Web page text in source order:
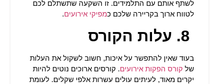
לשתף אותם עם התלמידים. זו השקעה שתשתלם לכם
לטווח ארוך בקריירה שלכם כמפיקי אירועים.
עלות הקורס
בעוד שאין להתפשר על איכות, חשוב לשקול את העלות
של קורס הפקות אירועים. קורסים ארוכים נוטים להיות
יקרים מאוד, לעיתים עולים עשרות אלפי שקלים. לעומת